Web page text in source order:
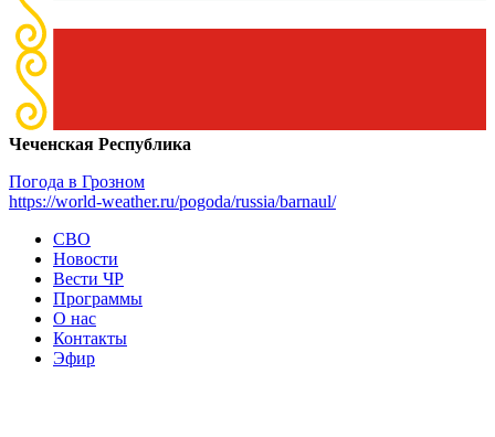
Чеченская Республика
Погода в Грозном
https://world-weather.ru/pogoda/russia/barnaul/
СВО
Новости
Вести ЧР
Программы
О нас
Контакты
Эфир